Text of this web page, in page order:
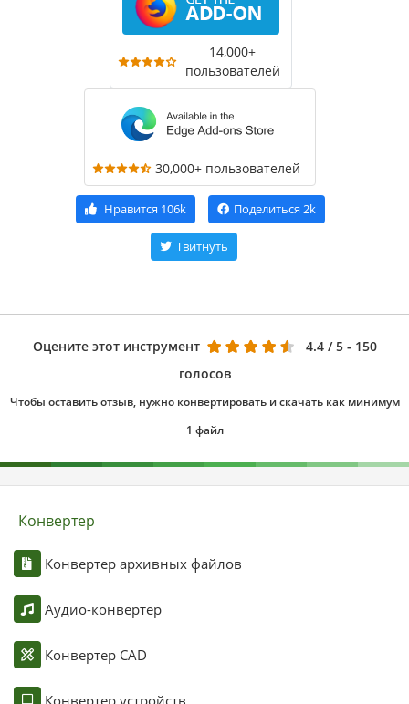
14,000+
пользователей
30,000+ пользователей
Нравится 106k Поделиться 2k
Твитнуть
Оцените этот инструмент 4.4 / 5 - 150
голосов
Чтобы оставить отзыв, нужно конвертировать и скачать как минимум
1 файл
Конвертер
Конвертер архивных файлов
Аудио-конвертер
Конвертер CAD
Конвертер устройств